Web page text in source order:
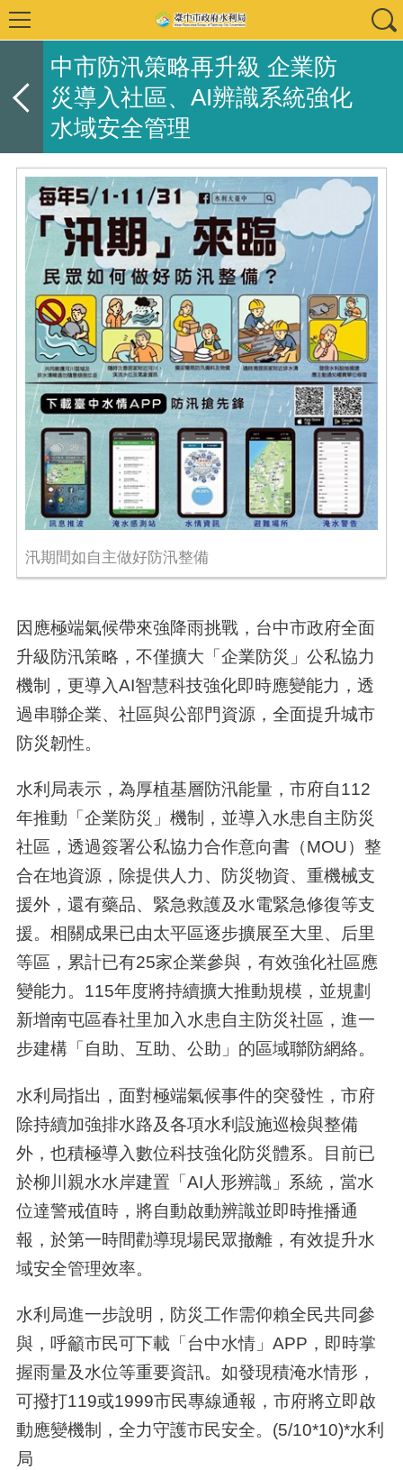
中市防汛策略再升級 企業防
災導入社區、AI辨識系統強化
水域安全管理
汛期間如自主做好防汛整備
因應極端氣候帶來強降雨挑戰，台中市政府全面
升級防汛策略，不僅擴大「企業防災」公私協力
機制，更導入AI智慧科技強化即時應變能力，透
過串聯企業、社區與公部門資源，全面提升城市
防災韌性。
水利局表示，為厚植基層防汛能量，市府自112
年推動「企業防災」機制，並導入水患自主防災
社區，透過簽署公私協力合作意向書（MOU）整
合在地資源，除提供人力、防災物資、重機械支
援外，還有藥品、緊急救護及水電緊急修復等支
援。相關成果已由太平區逐步擴展至大里、后里
等區，累計已有25家企業參與，有效強化社區應
變能力。115年度將持續擴大推動規模，並規劃
新增南屯區春社里加入水患自主防災社區，進一
步建構「自助、互助、公助」的區域聯防網絡。
水利局指出，面對極端氣候事件的突發性，市府
除持續加強排水路及各項水利設施巡檢與整備
外，也積極導入數位科技強化防災體系。目前已
於柳川親水水岸建置「AI人形辨識」系統，當水
位達警戒值時，將自動啟動辨識並即時推播通
報，於第一時間勸導現場民眾撤離，有效提升水
域安全管理效率。
水利局進一步說明，防災工作需仰賴全民共同參
與，呼籲市民可下載「台中水情」APP，即時掌
握雨量及水位等重要資訊。如發現積淹水情形，
可撥打119或1999市民專線通報，市府將立即啟
動應變機制，全力守護市民安全。(5/10*10)*水利
局